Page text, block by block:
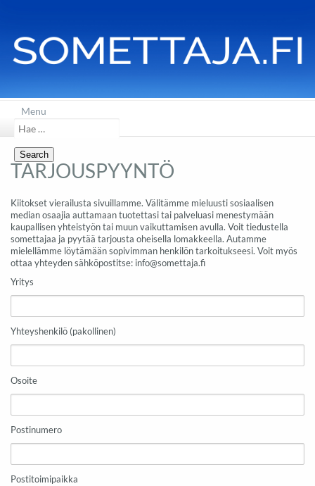
Menu
for:
TARJOUSPYYNTÖ
Kiitokset vierailusta sivuillamme. Välitämme mieluusti sosiaalisen
median osaajia auttamaan tuotettasi tai palveluasi menestymään
kaupallisen yhteistyön tai muun vaikuttamisen avulla. Voit tiedustella
somettajaa ja pyytää tarjousta oheisella lomakkeella. Autamme
mielellämme löytämään sopivimman henkilön tarkoitukseesi. Voit myös
ottaa yhteyden sähköpostitse: info@somettaja.fi
Yritys
Yhteyshenkilö (pakollinen)
Osoite
Postinumero
Postitoimipaikka